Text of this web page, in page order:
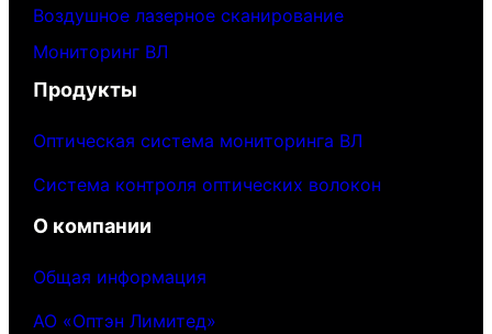
Воздушное лазерное сканирование
Мониторинг ВЛ
Продукты
Оптическая система мониторинга ВЛ
Система контроля оптических волокон
О компании
Общая информация
АО «Оптэн Лимитед»